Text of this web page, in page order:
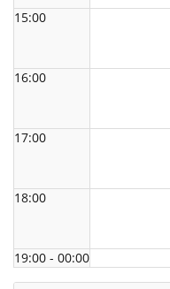
15:00
16:00
17:00
18:00
19:00 - 00:00